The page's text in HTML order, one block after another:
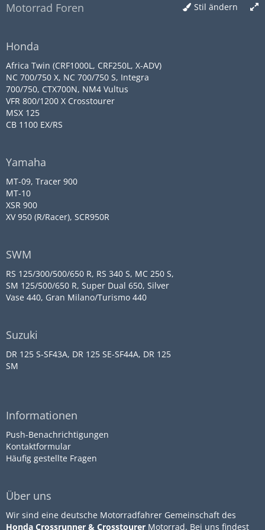
Stil ändern
Motorrad Foren
Honda
Africa Twin (CRF1000L, CRF250L, X-ADV)
NC 700/750 X, NC 700/750 S, Integra
700/750, CTX700N, NM4 Vultus
VFR 800/1200 X Crosstourer
MSX 125
CB 1100 EX/RS
Yamaha
MT-09, Tracer 900
MT-10
XSR 900
XV 950 (R/Racer), SCR950R
SWM
RS 125/300/500/650 R, RS 340 S, MC 250 S,
SM 125/500/650 R, Super Dual 650, Silver
Vase 440, Gran Milano/Turismo 440
Suzuki
DR 125 S-SF43A, DR 125 SE-SF44A, DR 125
SM
Informationen
Push-Benachrichtigungen
Kontaktformular
Häufig gestellte Fragen
Über uns
Wir sind eine deutsche Motorradfahrer Gemeinschaft des
Honda Crossrunner & Crosstourer Motorrad. Bei uns findest